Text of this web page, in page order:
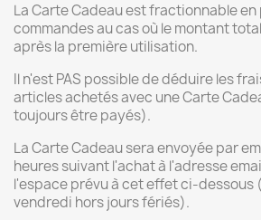
La Carte Cadeau est fractionnable en
commandes au cas où le montant
après la première utilisation.
Il n'est PAS possible de déduire les
articles achetés avec une Carte
toujours être payés).
La Carte Cadeau sera envoyée par
heures suivant l'achat à l'adresse
l'espace prévu à cet effet ci-dessous
vendredi hors jours fériés).